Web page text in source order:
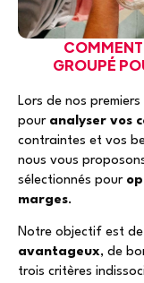
GROUPÉ
Lors de nos
pour analyser vos
contraintes et vos
nous vous
sélectionnés pour
marges.
Notre objectif est
avantageux, de
trois critères